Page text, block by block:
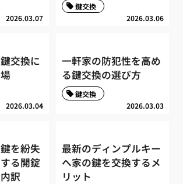
2026.03.07 2026.03.06
鍵交換
交換に
2026.03.04
一軒家の防犯性を高め
る鍵交換の選び方
2026.03.03
鍵交換
を紛失
る開錠
訳
最新のディンプルキー
へ家の鍵を交換するメ
リット